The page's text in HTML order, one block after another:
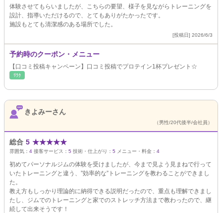
体験させてもらいましたが、こちらの要望、様子を見ながらトレーニングを
設計、指導いただけるので、とてもありがたかったです。
施設もとても清潔感のある場所でした。
[投稿日] 2026/6/3
予約時のクーポン・メニュー
【口コミ投稿キャンペーン】口コミ投稿でプロテイン1杯プレゼント☆
ﾘﾗｸ
きよみーさん
（男性/20代後半/会社員）
総合 5 ★★★★★
雰囲気： 4 接客サービス： 5 技術・仕上がり： 5 メニュー・料金： 4
初めてパーソナルジムの体験を受けましたが、今まで見よう見まねで行って
いたトレーニングと違う、”効率的な”トレーニングを教わることができまし
た。
教え方もしっかり理論的に納得できる説明だったので、重点も理解できまし
たし、ジムでのトレーニングと家でのストレッチ方法まで教わったので、継
続して出来そうです！